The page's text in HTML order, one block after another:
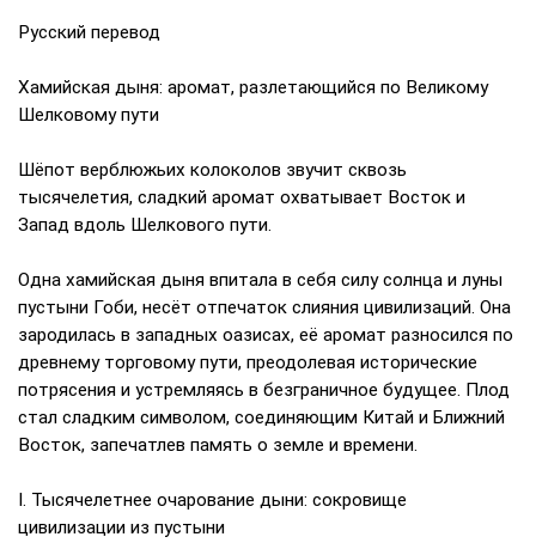
Русский перевод
Хамийская дыня: аромат, разлетающийся по Великому
Шелковому пути
Шёпот верблюжьих колоколов звучит сквозь
тысячелетия, сладкий аромат охватывает Восток и
Запад вдоль Шелкового пути.
Одна хамийская дыня впитала в себя силу солнца и луны
пустыни Гоби, несёт отпечаток слияния цивилизаций. Она
зародилась в западных оазисах, её аромат разносился по
древнему торговому пути, преодолевая исторические
потрясения и устремляясь в безграничное будущее. Плод
стал сладким символом, соединяющим Китай и Ближний
Восток, запечатлев память о земле и времени.
I. Тысячелетнее очарование дыни: сокровище
цивилизации из пустыни